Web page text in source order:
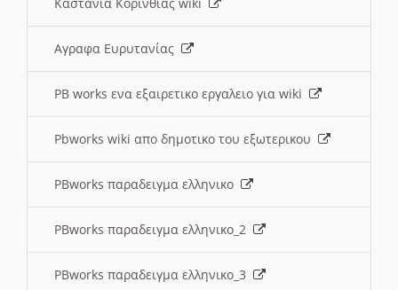
Αγραφα Ευρυτανίας
PB works ενα εξαιρετικο εργαλειο για wiki
Pbworks wiki απο δημοτικο του εξωτερικου
PBworks παραδειγμα ελληνικο
PBworks παραδειγμα ελληνικο_2
PBworks παραδειγμα ελληνικο_3